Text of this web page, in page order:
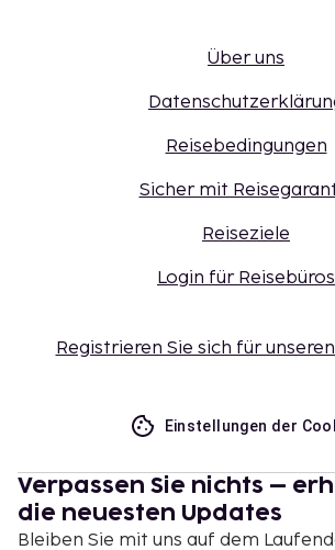
Über uns
Reisebedingungen
Sicher mit
Reiseziele
Login für Reisebüros
Registrieren Sie sich für
Einstellungen der
Verpassen Sie nichts –
die neuesten Updates
Bleiben Sie mit uns auf dem